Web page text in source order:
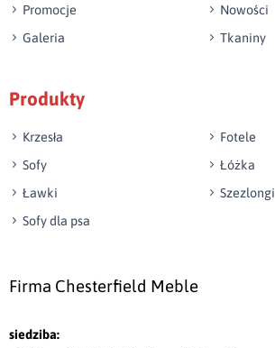
Promocje
Nowości
Galeria
Tkaniny
Produkty
Krzesła
Fotele
Sofy
Łóżka
Ławki
Szezlongi
Sofy dla psa
Firma Chesterfield Meble
siedziba: